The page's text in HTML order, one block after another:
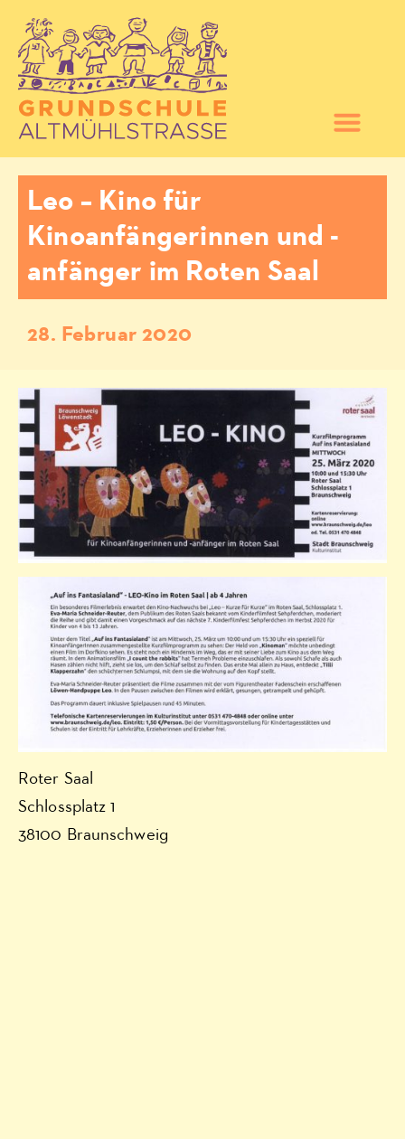
Leo – Kino für
Kinoanfängerinnen und -
anfänger im Roten Saal
28. Februar 2020
Roter Saal
Schlossplatz 1
38100 Braunschweig